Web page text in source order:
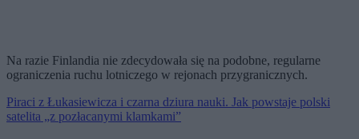
Na razie Finlandia nie zdecydowała się na podobne, regularne
ograniczenia ruchu lotniczego w rejonach przygranicznych.
Piraci z Łukasiewicza i czarna dziura nauki. Jak powstaje polski
satelita „z pozłacanymi klamkami”